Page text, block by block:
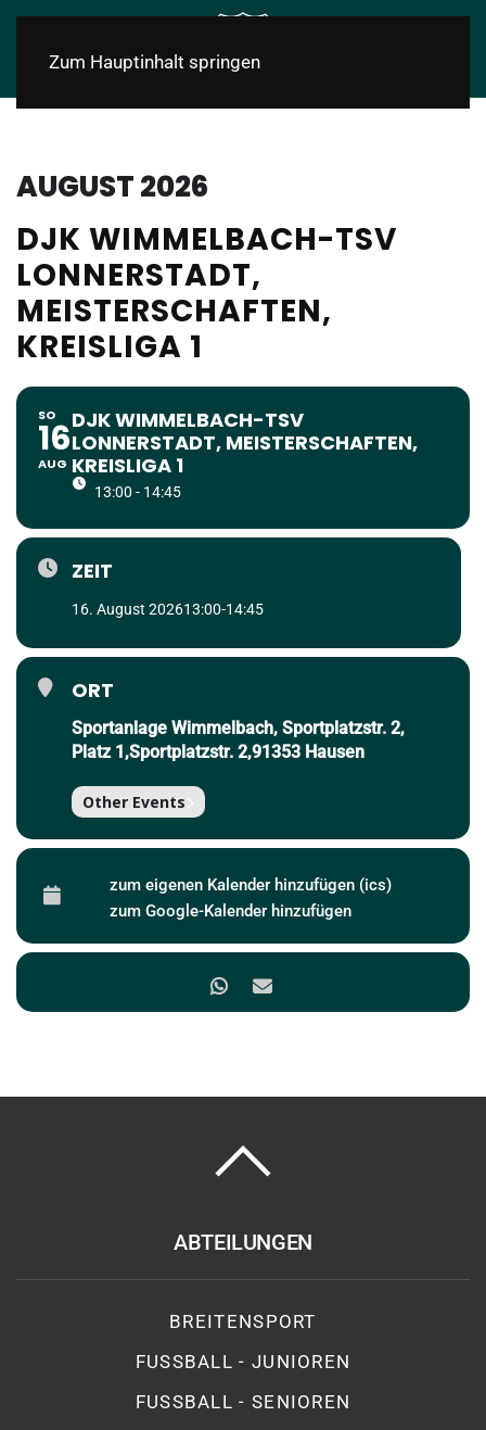
Zum Hauptinhalt springen
AUGUST 2026
DJK WIMMELBACH-TSV
LONNERSTADT,
MEISTERSCHAFTEN,
KREISLIGA 1
SO
16
AUG
DJK WIMMELBACH-TSV
LONNERSTADT, MEISTERSCHAFTEN,
KREISLIGA 1
13:00 - 14:45
ZEIT
16. August 202613:00-14:45
ORT
Sportanlage Wimmelbach, Sportplatzstr. 2,
Platz 1,Sportplatzstr. 2,91353 Hausen
Other Events
zum eigenen Kalender hinzufügen (ics)
zum Google-Kalender hinzufügen
ABTEILUNGEN
BREITENSPORT
FUSSBALL - JUNIOREN
FUSSBALL - SENIOREN